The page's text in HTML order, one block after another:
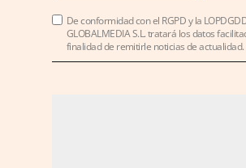
De conformidad con el RGPD y la
GLOBALMEDIA S.L. tratará los datos
finalidad de remitirle noticias de actualidad.